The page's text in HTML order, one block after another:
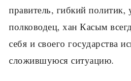
правитель, гибкий политик,
полководец, хан Касым
себя и своего государства
сложившуюся ситуацию.